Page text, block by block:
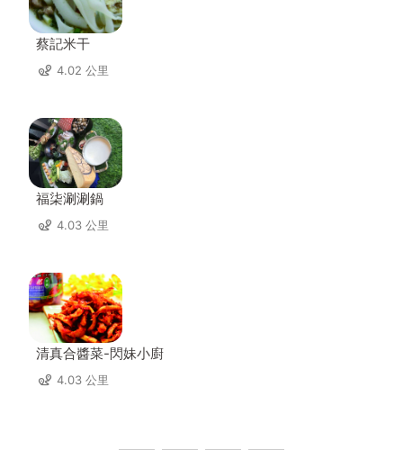
蔡記米干
4.02 公里
福柒涮涮鍋
4.03 公里
清真合醬菜-閃妹小廚
4.03 公里